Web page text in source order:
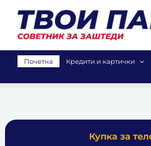
content
Почетна Кредити и картички
Купка за